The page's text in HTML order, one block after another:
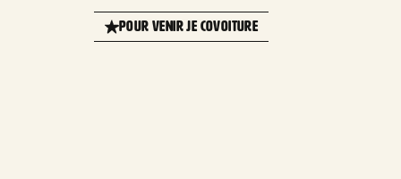
Rue de l'Avenir, Dives-sur-Mer, France
POUR VENIR JE COVOITURE